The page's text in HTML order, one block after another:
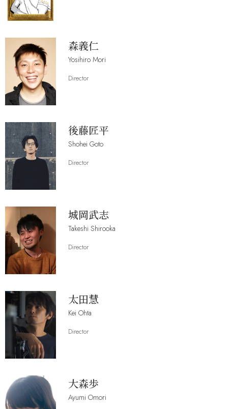
森義仁
Yosihiro Mori
Director
後藤匠平
Shohei Goto
Director
城岡武志
Takeshi Shirooka
Director
太田慧
Kei Ohta
Director
大森歩
Ayumi Omori